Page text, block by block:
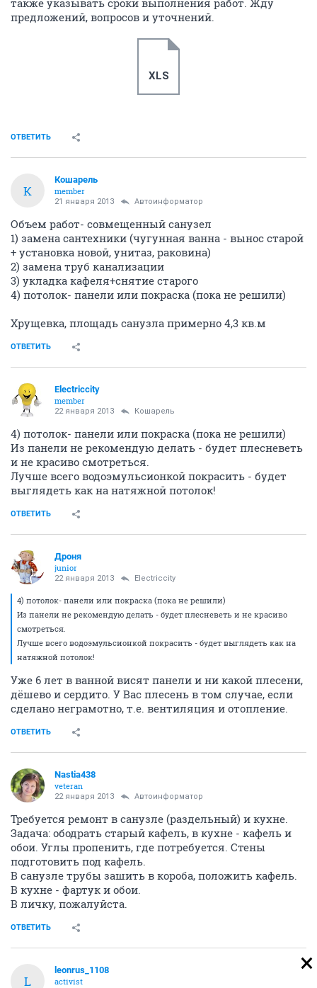
также указывать сроки выполнения работ. Жду
предложений, вопросов и уточнений.
XLS
ОТВЕТИТЬ
К
Кошарель
member
21 января 2013 Автоинформатор
Объем работ- совмещенный санузел
1) замена сантехники (чугунная ванна - вынос старой
+ установка новой, унитаз, раковина)
2) замена труб канализации
3) укладка кафеля+снятие старого
4) потолок- панели или покраска (пока не решили)
Хрущевка, площадь санузла примерно 4,3 кв.м
ОТВЕТИТЬ
Electriccity
member
22 января 2013 Кошарель
4) потолок- панели или покраска (пока не решили)
Из панели не рекомендую делать - будет плесневеть
и не красиво смотреться.
Лучше всего водоэмульсионкой покрасить - будет
выглядеть как на натяжной потолок!
ОТВЕТИТЬ
Дроня
junior
22 января 2013 Electriccity
4) потолок- панели или покраска (пока не решили)
Из панели не рекомендую делать - будет плесневеть и не красиво
смотреться.
Лучше всего водоэмульсионкой покрасить - будет выглядеть как на
натяжной потолок!
Уже 6 лет в ванной висят панели и ни какой плесени,
дёшево и сердито. У Вас плесень в том случае, если
сделано неграмотно, т.е. вентиляция и отопление.
ОТВЕТИТЬ
Nastia438
veteran
22 января 2013 Автоинформатор
Требуется ремонт в санузле (раздельный) и кухне.
Задача: ободрать старый кафель, в кухне - кафель и
обои. Углы пропенить, где потребуется. Стены
подготовить под кафель.
В санузле трубы зашить в короба, положить кафель.
В кухне - фартук и обои.
В личку, пожалуйста.
ОТВЕТИТЬ
L
leonrus_1108
activist